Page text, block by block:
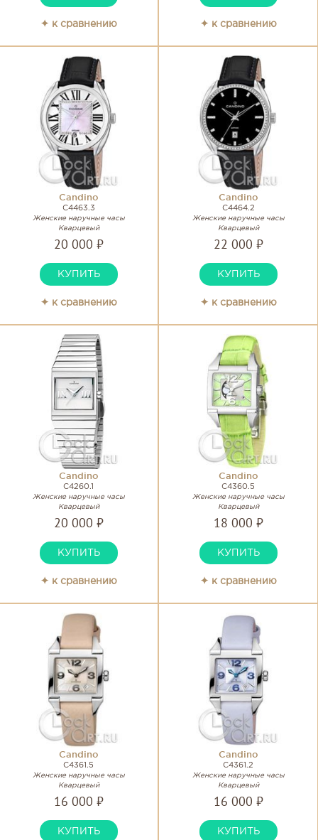
✦ к сравнению ✦ к сравнению
Candino
C4463.3
Женские наручные часы
Кварцевый
20 000 ₽
КУПИТЬ
✦ к сравнению
Candino
C4464.2
Женские наручные часы
Кварцевый
22 000 ₽
КУПИТЬ
✦ к сравнению
Candino
C4260.1
Женские наручные часы
Кварцевый
20 000 ₽
КУПИТЬ
✦ к сравнению
Candino
C4360.5
Женские наручные часы
Кварцевый
18 000 ₽
КУПИТЬ
✦ к сравнению
Candino
C4361.5
Женские наручные часы
Кварцевый
16 000 ₽
КУПИТЬ
Candino
C4361.2
Женские наручные часы
Кварцевый
16 000 ₽
КУПИТЬ